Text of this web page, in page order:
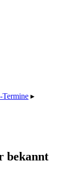
Termine ▸
bekannt